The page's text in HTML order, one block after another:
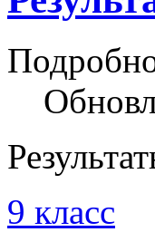
9 класс